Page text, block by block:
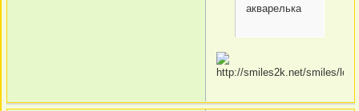
акварелька